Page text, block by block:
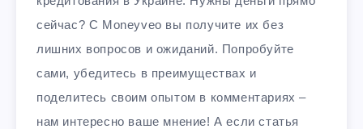
сейчас? С Moneyveo вы получите их без
лишних вопросов и ожиданий. Попробуйте
сами, убедитесь в преимуществах и
поделитесь своим опытом в комментариях –
нам интересно ваше мнение! А если статья